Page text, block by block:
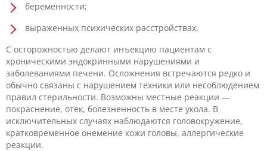
беременности;
выраженных психических расстройствах.
С осторожностью делают инъекцию пациентам с
хроническими эндокринными нарушениями и
заболеваниями печени. Осложнения встречаются редко и
обычно связаны с нарушением техники или несоблюдением
правил стерильности. Возможны местные реакции —
покраснение, отек, болезненность в месте укола. В
исключительных случаях наблюдаются головокружение,
кратковременное онемение кожи головы, аллергические
реакции.